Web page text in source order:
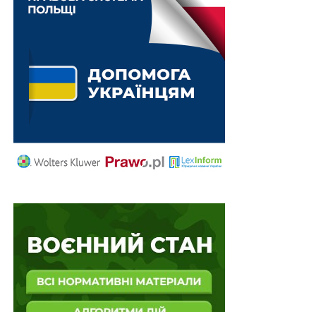
Міністерство фінансів України визначає підприємства,
установи, організації, які мають важливе значення
для галузі національної економіки».
Також зверніть увагунаПравові позиції
Верховного Суду щодо кримінальних
правопорушень, пов’язаних з війною,
Нова Методика визначення монопольного
становища на ринку встановлює обов’язкові
етапи аналізу ринку
7 критеріїв критичності освітніх і наукових